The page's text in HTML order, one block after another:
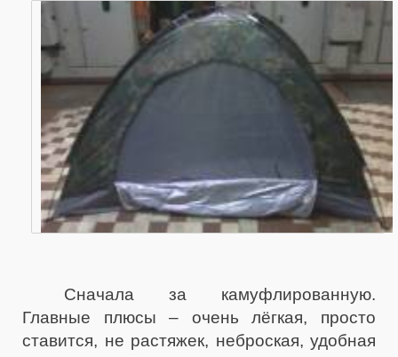
Сначала за камуфлированную.
Главные плюсы – очень лёгкая, просто
ставится, не растяжек, неброская, удобная